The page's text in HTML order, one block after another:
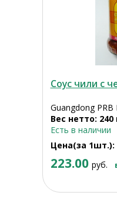
Соус чили с
Guangdong PRB
Вес нетто: 240
Есть в наличии
Цена(за 1шт.):
223.00 руб.